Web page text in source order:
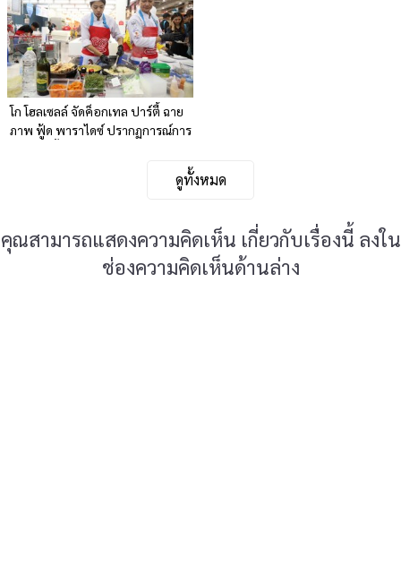
โก โฮลเซลล์ จัดค็อกเทล ปาร์ตี้ ฉาย
ภาพ ฟู้ด พาราไดซ์ ปรากฏการณ์การ
ดูทั้งหมด
คุณสามารถแสดงความคิดเห็น เกี่ยวกับเรื่องนี้ ลงใน
ช่องความคิดเห็นด้านล่าง